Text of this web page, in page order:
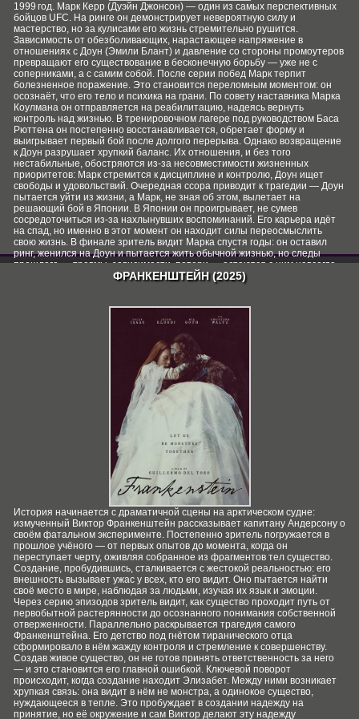
1999 год. Марк Керр (Дуэйн Джонсон) — один из самых перспективных
бойцов UFC. На ринге он демонстрирует невероятную силу и
мастерство, но за кулисами его жизнь стремительно рушится.
Зависимость от обезболивающих, нарастающее напряжение в
отношениях с Доун (Эмили Блант) и давление со стороны промоутеров
превращают его существование в бесконечную борьбу — уже не с
соперниками, а с самим собой. После серии побед Марк терпит
болезненное поражение. Это становится переломным моментом: он
осознаёт, что его тело и психика на грани. По совету наставника Марка
Коулмана он отправляется на реабилитацию, надеясь вернуть
контроль над жизнью. В тренировочном лагере под руководством Баса
Рюттена он постепенно восстанавливается, обретает форму и
выигрывает первый бой после долгого перерыва. Однако возвращение
к Доун разрушает хрупкий баланс. Их отношения, и без того
нестабильные, обостряются из‑за несовместимости жизненных
приоритетов: Марк стремится к дисциплине и контролю, Доун ищет
свободы и удовольствий. Очередная ссора приводит к трагедии — Доун
пытается уйти из жизни, а Марк, не зная об этом, вылетает на
решающий бой в Японии. В Японии он проигрывает, не сумев
сосредоточиться из‑за нахлынувших воспоминаний. Его карьера идёт
на спад, но именно в этот момент он находит силы переосмыслить
свою жизнь. В финале зритель видит Марка спустя годы: он оставил
ринг, женился на Доун и пытается жить обычной жизнью, но следы
прошлого — травмы, зависимости, потери — остаются с ним навсегда.
Фильм показывает, что даже самые сильные бойцы порой проигрывают
ФРАНКЕНШТЕЙН (2025)
История начинается с драматичной сцены на арктическом судне:
измученный Виктор Франкенштейн рассказывает капитану Андерсону о
своём фатальном эксперименте. Постепенно зритель погружается в
прошлое учёного — от первых опытов до момента, когда он
переступает черту, оживляя собранное из фрагментов тел существо.
Создание, пробудившись, сталкивается с жестокой реальностью: его
внешность вызывает ужас у всех, кто его видит. Оно пытается найти
своё место в мире, наблюдая за людьми, изучая их язык и эмоции.
Через серию эпизодов зритель видит, как существо проходит путь от
первобытной растерянности до осознанного понимания собственной
отверженности. Параллельно раскрывается трагедия самого
Франкенштейна. Его детство под гнётом тиранического отца
сформировало в нём жажду контроля и стремление к совершенству.
Создав живое существо, он не готов принять ответственность за него
— и это становится его главной ошибкой. Ключевой поворот
происходит, когда создание находит Элизабет. Между ними возникает
хрупкая связь: она видит в нём не монстра, а одинокое существо,
нуждающееся в тепле. Это пробуждает в создании надежду на
принятие, но её окружение и сам Виктор делают эту надежду